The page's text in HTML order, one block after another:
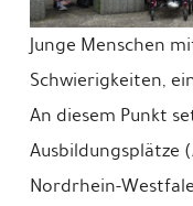
Junge Menschen
Schwierigkeiten,
An diesem Punkt
Ausbildungsplätze
Nordrhein-